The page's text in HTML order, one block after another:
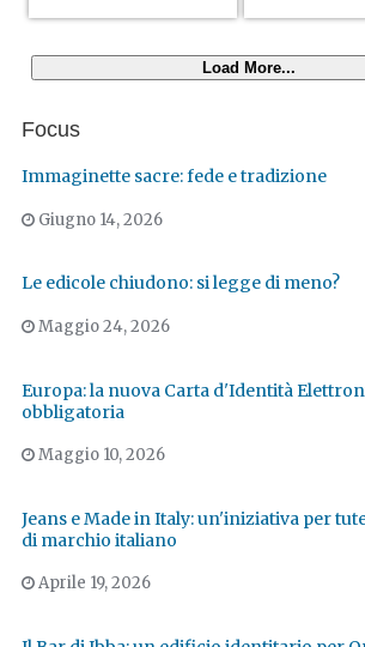
Load More...
Focus
Immaginette sacre: fede e tradizione
Giugno 14, 2026
Le edicole chiudono: si legge di meno?
Maggio 24, 2026
Europa: la nuova Carta d'Identità
obbligatoria
Maggio 10, 2026
Jeans e Made in Italy: un'iniziativa per
di marchio italiano
Aprile 19, 2026